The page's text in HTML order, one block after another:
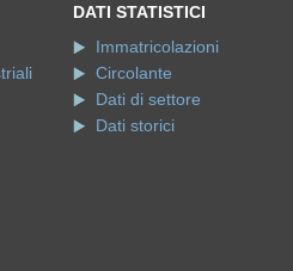
DATI STATISTICI
Immatricolazioni
Circolante
Dati di settore
Dati storici